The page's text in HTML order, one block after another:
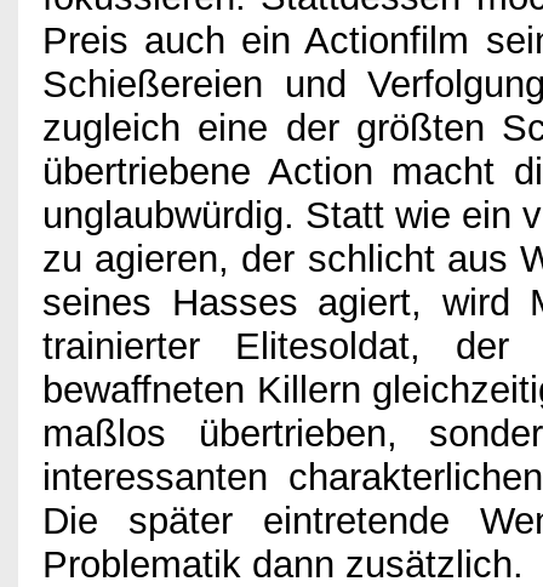
Preis auch ein Actionfilm
Schießereien und
zugleich eine der größten
übertriebene Action macht
unglaubwürdig. Statt wie ein
zu agieren, der schlicht aus
seines Hasses agiert, wird
trainierter Elitesoldat,
bewaffneten Killern
maßlos übertrieben,
interessanten
Die später eintretende
Problematik dann zusätzlich.